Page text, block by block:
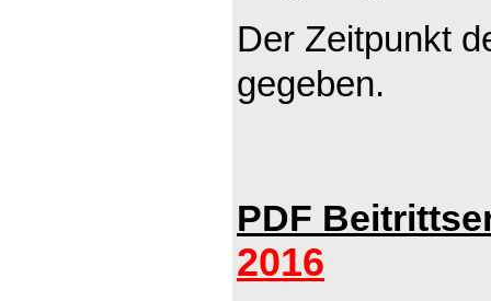
Der Zeitpunkt
gegeben.
PDF
2016